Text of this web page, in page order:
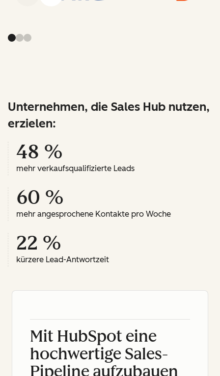
Unternehmen, die Sales Hub nutzen,
erzielen:
48 %
mehr verkaufsqualifizierte Leads
60 %
mehr angesprochene Kontakte pro Woche
22 %
kürzere Lead-Antwortzeit
Mit HubSpot eine
hochwertige Sales-
Pipeline aufzubauen